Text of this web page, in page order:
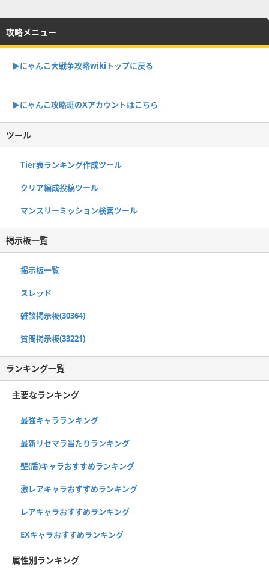
攻略メニュー
▶︎にゃんこ大戦争攻略wikiトップに戻る
▶︎にゃんこ攻略班のXアカウントはこちら
ツール
Tier表ランキング作成ツール
クリア編成投稿ツール
マンスリーミッション検索ツール
掲示板一覧
掲示板一覧
スレッド
雑談掲示板(30364)
質問掲示板(33221)
ランキング一覧
主要なランキング
最強キャラランキング
最新リセマラ当たりランキング
壁(盾)キャラおすすめランキング
激レアキャラおすすめランキング
レアキャラおすすめランキング
EXキャラおすすめランキング
属性別ランキング